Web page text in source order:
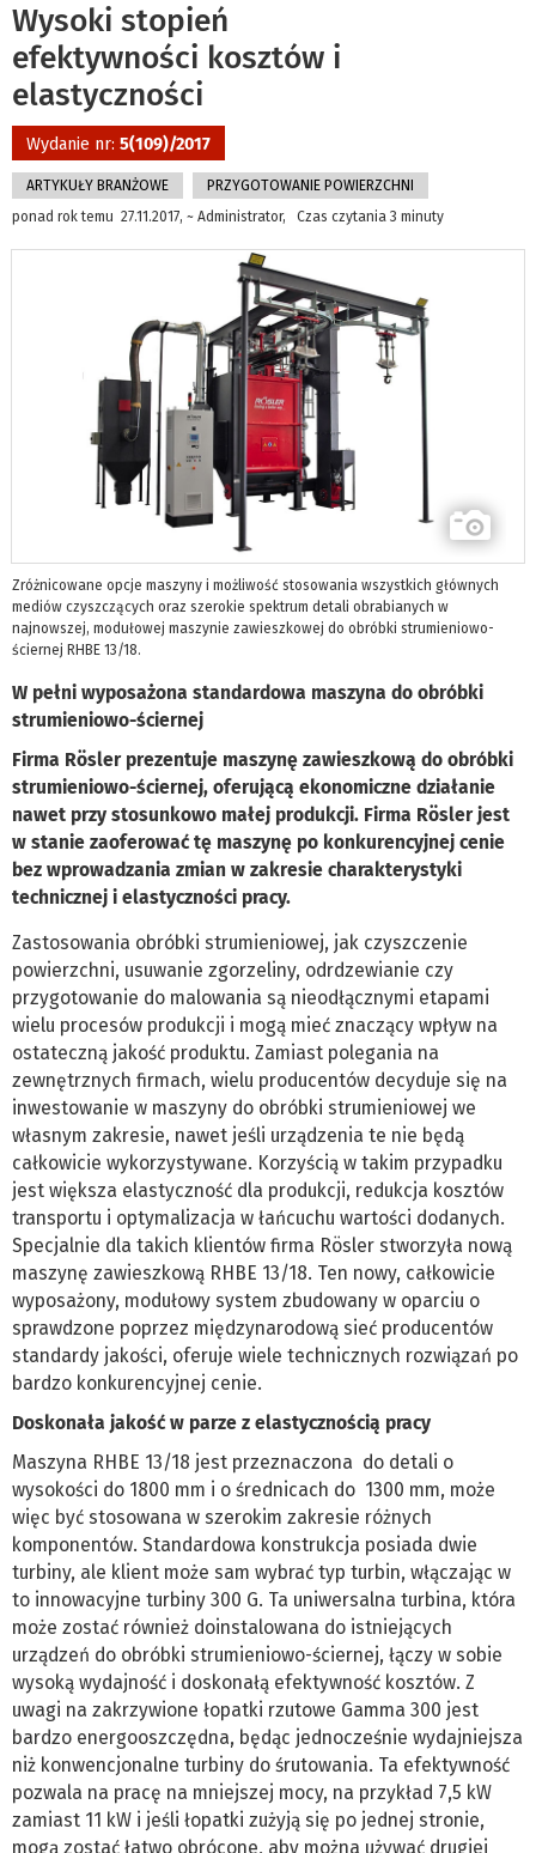
Wysoki stopień
efektywności kosztów i
elastyczności
Wydanie nr: 5(109)/2017
ARTYKUŁY BRANŻOWE
PRZYGOTOWANIE POWIERZCHNI
ponad rok temu 27.11.2017, ~ Administrator, Czas czytania 3 minuty
Zróżnicowane opcje maszyny i możliwość stosowania wszystkich głównych
mediów czyszczących oraz szerokie spektrum detali obrabianych w
najnowszej, modułowej maszynie zawieszkowej do obróbki strumieniowo-
ściernej RHBE 13/18.
W pełni wyposażona standardowa maszyna do obróbki
strumieniowo-ściernej
Firma Rösler prezentuje maszynę zawieszkową do obróbki
strumieniowo-ściernej, oferującą ekonomiczne działanie
nawet przy stosunkowo małej produkcji. Firma Rösler jest
w stanie zaoferować tę maszynę po konkurencyjnej cenie
bez wprowadzania zmian w zakresie charakterystyki
technicznej i elastyczności pracy.
Zastosowania obróbki strumieniowej, jak czyszczenie
powierzchni, usuwanie zgorzeliny, odrdzewianie czy
przygotowanie do malowania są nieodłącznymi etapami
wielu procesów produkcji i mogą mieć znaczący wpływ na
ostateczną jakość produktu. Zamiast polegania na
zewnętrznych firmach, wielu producentów decyduje się na
inwestowanie w maszyny do obróbki strumieniowej we
własnym zakresie, nawet jeśli urządzenia te nie będą
całkowicie wykorzystywane. Korzyścią w takim przypadku
jest większa elastyczność dla produkcji, redukcja kosztów
transportu i optymalizacja w łańcuchu wartości dodanych.
Specjalnie dla takich klientów firma Rösler stworzyła nową
maszynę zawieszkową RHBE 13/18. Ten nowy, całkowicie
wyposażony, modułowy system zbudowany w oparciu o
sprawdzone poprzez międzynarodową sieć producentów
standardy jakości, oferuje wiele technicznych rozwiązań po
bardzo konkurencyjnej cenie.
Doskonała jakość w parze z elastycznością pracy
Maszyna RHBE 13/18 jest przeznaczona do detali o
wysokości do 1800 mm i o średnicach do 1300 mm, może
więc być stosowana w szerokim zakresie różnych
komponentów. Standardowa konstrukcja posiada dwie
turbiny, ale klient może sam wybrać typ turbin, włączając w
to innowacyjne turbiny 300 G. Ta uniwersalna turbina, która
może zostać również doinstalowana do istniejących
urządzeń do obróbki strumieniowo-ściernej, łączy w sobie
wysoką wydajność i doskonałą efektywność kosztów. Z
uwagi na zakrzywione łopatki rzutowe Gamma 300 jest
bardzo energooszczędna, będąc jednocześnie wydajniejsza
niż konwencjonalne turbiny do śrutowania. Ta efektywność
pozwala na pracę na mniejszej mocy, na przykład 7,5 kW
zamiast 11 kW i jeśli łopatki zużyją się po jednej stronie,
mogą zostać łatwo obrócone, aby można używać drugiej